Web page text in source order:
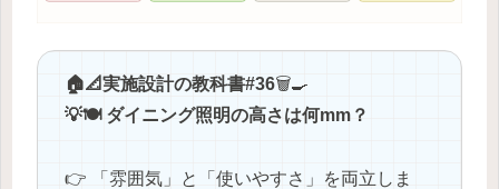
🏠📐実施設計の教科書#36🗑️🍳
💡🍽️ ダイニング照明の高さは何mm？
👉 「雰囲気」と「使いやすさ」を両立しま